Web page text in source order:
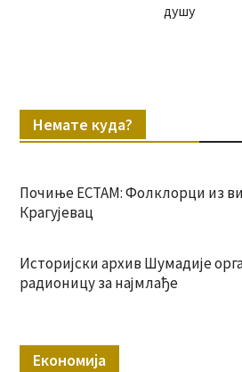
душу
Немате куда?
Почиње ЕСТАМ: Фолклорци из
Крагујевац
Историјски архив Шумадије
радионицу за најмлађе
Економија